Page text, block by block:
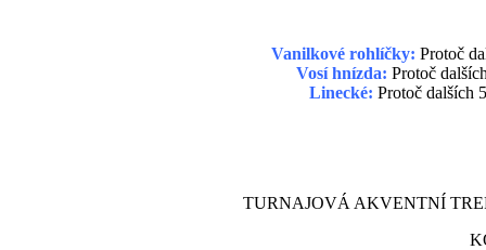
Vanilkové rohlíčky: Protoč
Vosí hnízda: Protoč
Linecké: Protoč dalších
TURNAJOVÁ AKVENTNÍ